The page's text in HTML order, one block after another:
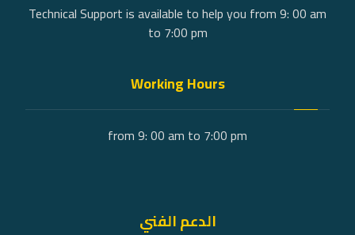
Technical Support is available to help you from 9: 00 am
to 7:00 pm
Working Hours
from 9: 00 am to 7:00 pm
الدعم الفني